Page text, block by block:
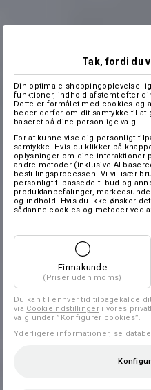
Tak, fordi du
Din optimale shoppingoplevelse
funktioner, indhold afstemt efter
Dette er formålet med cookies og
beder derfor om dit samtykke til
baseret på dine personlige valg.
For at kunne vise dig personligt
samtykke. Hvis du klikker på
oplysninger om dine interaktioner
andre metoder (inklusive AI-
bestillingsprocessen. Vi vil især
personligt tilpassede tilbud og
produktanbefalinger,
og indhold. Hvis du ikke ønsker
sådanne cookies og metoder ved
Firmakunde
(Priser uden moms)
Du kan til enhver tid tilbagekalde
via Cookieindstillingeri vores
valg under ”Konfigurer cookies”.
Yderligere informationer, se